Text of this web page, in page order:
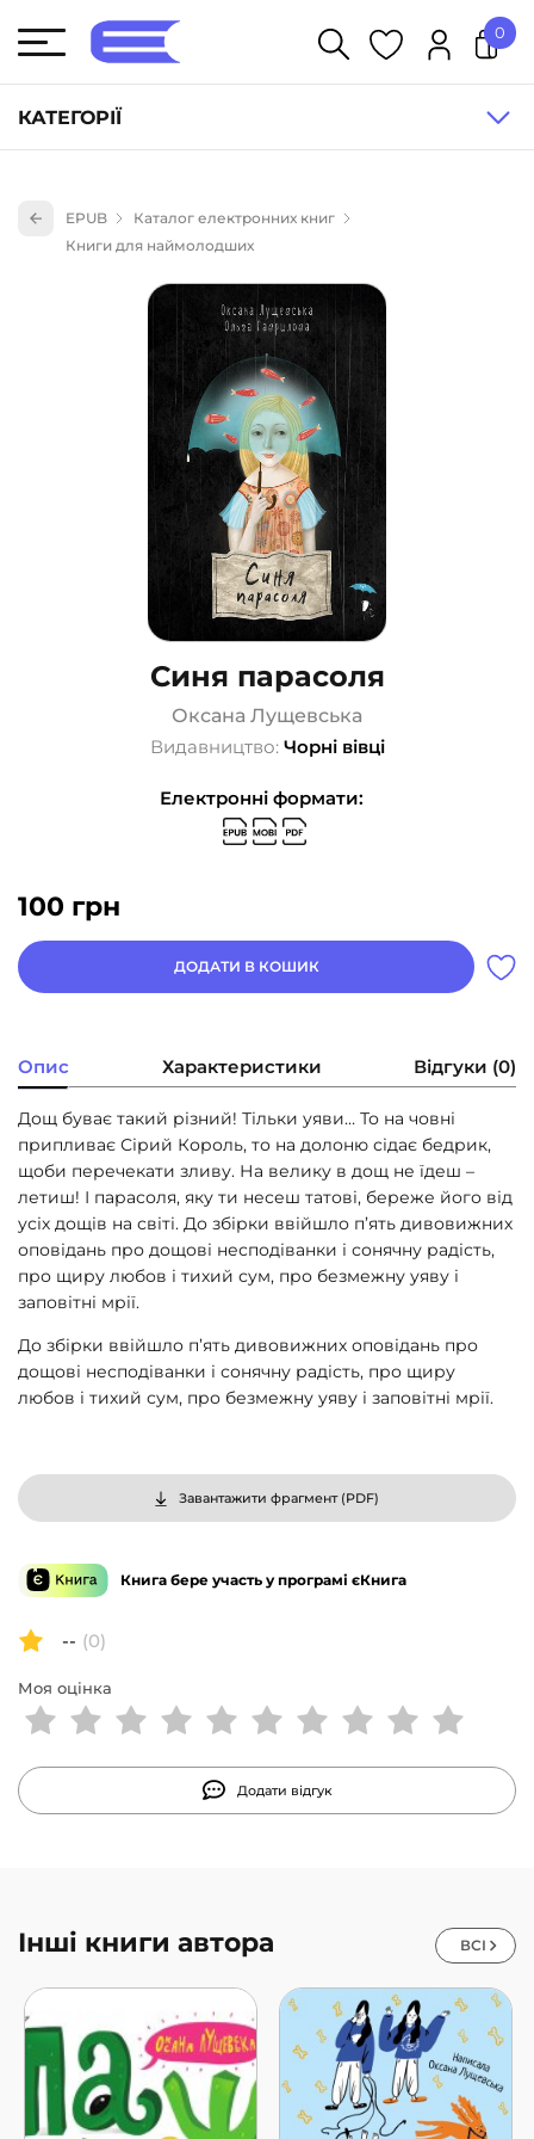
КАТЕГОРІЇ
Книги для дітей (836)
Науково-популярна література (1015)
Навчальна література та посібники (527)
Енциклопедії, довідники, словники (55)
Подарункові сертифікати (1)
0
EPUB
Каталог електронних книг
Книги для наймолодших
Синя парасоля
Оксана Лущевська
Видавництво: Чорні вівці
Електронні формати:
100 грн
ДОДАТИ В КОШИК
Опис Характеристики Відгуки (0)
Дощ буває такий різний! Тільки уяви… То на човні
припливає Сірий Король, то на долоню сідає бедрик,
щоби перечекати зливу. На велику в дощ не їдеш –
летиш! І парасоля, яку ти несеш татові, береже його від
усіх дощів на світі. До збірки ввійшло п’ять дивовижних
оповідань про дощові несподіванки і сонячну радість,
про щиру любов і тихий сум, про безмежну уяву і
заповітні мрії.
До збірки ввійшло п’ять дивовижних оповідань про
дощові несподіванки і сонячну радість, про щиру
любов і тихий сум, про безмежну уяву і заповітні мрії.
Завантажити фрагмент (PDF)
Книга бере участь у програмі єКнига
-- (0)
Моя оцінка
Додати відгук
Інші книги автора ВСІ